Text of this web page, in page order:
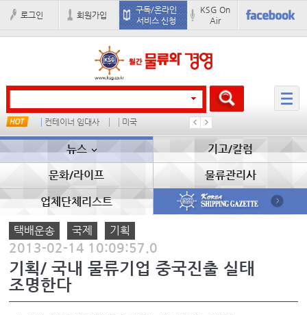
로그인 회원가입
구독/온라인
서비스 신청
KSG On
Air
컨테이너 임대사 미국 더블
뉴스 기고/칼럼
문화/라이프 물류관리사
업체단체리스트
택배운송 국제 기획
2013-02-14 10:09:57.0
기획/ 국내 물류기업 중국진출 실태
조명한다